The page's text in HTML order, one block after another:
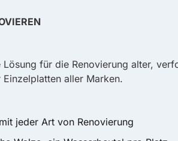
Lösung für die Renovierung alter,
aller Marken.
jeder Art von Renovierung